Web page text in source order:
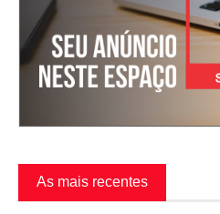
As mais recentes